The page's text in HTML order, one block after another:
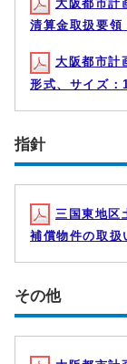
大阪都市計
清算金取扱要
大阪都市計
形式、サイズ
指針
三国東地区
補償物件の取
その他